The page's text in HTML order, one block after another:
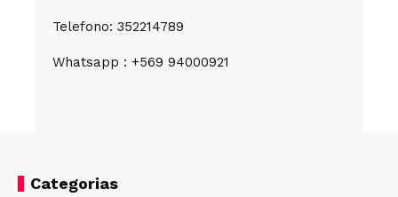
Telefono: 352214789
Whatsapp : +569 94000921
Categorias